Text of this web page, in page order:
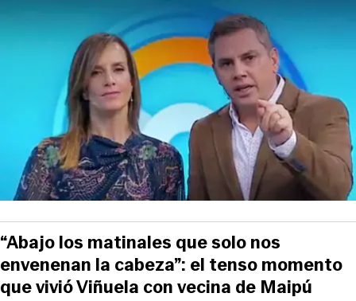
“Abajo los matinales que solo nos
envenenan la cabeza”: el tenso momento
que vivió Viñuela con vecina de Maipú